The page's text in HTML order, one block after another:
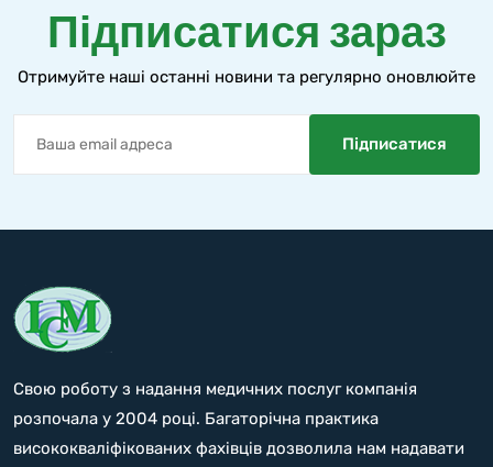
Підписатися зараз
Отримуйте наші останні новини та регулярно оновлюйте
Свою роботу з надання медичних послуг компанія
розпочала у 2004 році. Багаторічна практика
висококваліфікованих фахівців дозволила нам надавати